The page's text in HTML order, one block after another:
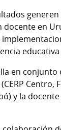
en
educativa
en conjunto
Centro,
y la